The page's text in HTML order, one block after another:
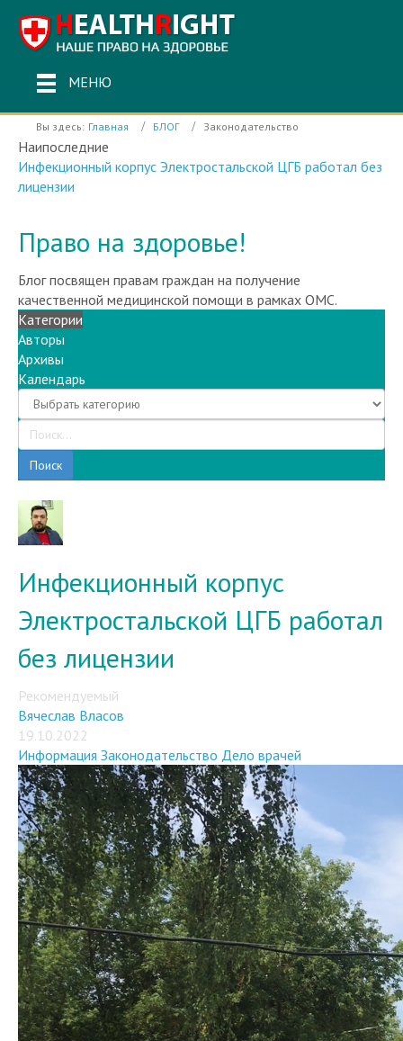
МЕНЮ
Вы здесь: Главная БЛОГ Законодательство
Наипоследние
Инфекционный корпус Электростальской ЦГБ работал без
лицензии
Право на здоровье!
Блог посвящен правам граждан на получение
качественной медицинской помощи в рамках ОМС.
Категории
Авторы
Архивы
Календарь
Поиск
Инфекционный корпус
Электростальской ЦГБ работал
без лицензии
Рекомендуемый
Вячеслав Власов
19.10.2022
Информация Законодательство Дело врачей